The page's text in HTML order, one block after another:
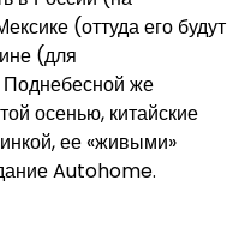
(оттуда его будут
(для
же
осенью, китайские
ее «живыми»
Autohome.